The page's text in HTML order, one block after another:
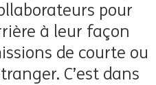
pour
à leur façon
de courte ou
C’est dans